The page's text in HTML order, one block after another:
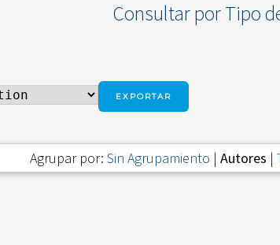
Consultar por Tipo
Agrupar por: Sin Agrupamiento | Autores |